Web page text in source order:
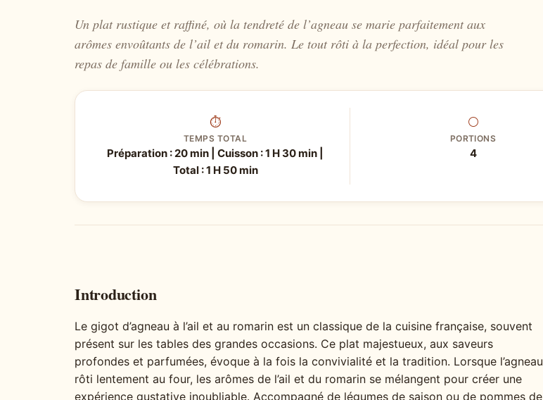
Un plat rustique et raffiné, où la tendreté de l’agneau se marie parfaitement aux
arômes envoûtants de l’ail et du romarin. Le tout rôti à la perfection, idéal pour les
repas de famille ou les célébrations.
⏱
TEMPS TOTAL
Préparation : 20 min | Cuisson : 1 H 30 min |
Total : 1 H 50 min
⚪
PORTIONS
4
Introduction
Le gigot d’agneau à l’ail et au romarin est un classique de la cuisine française, souvent
présent sur les tables des grandes occasions. Ce plat majestueux, aux saveurs
profondes et parfumées, évoque à la fois la convivialité et la tradition. Lorsque l’agneau
rôti lentement au four, les arômes de l’ail et du romarin se mélangent pour créer une
expérience gustative inoubliable. Accompagné de légumes de saison ou de pommes de